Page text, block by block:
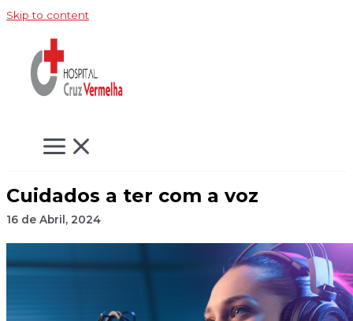
Skip to content
Cuidados a ter com a voz
16 de Abril, 2024